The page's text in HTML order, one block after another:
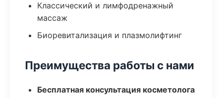
Классический и лимфодренажный
массаж
Биоревитализация и плазмолифтинг
Преимущества работы с нами
Бесплатная консультация косметолога